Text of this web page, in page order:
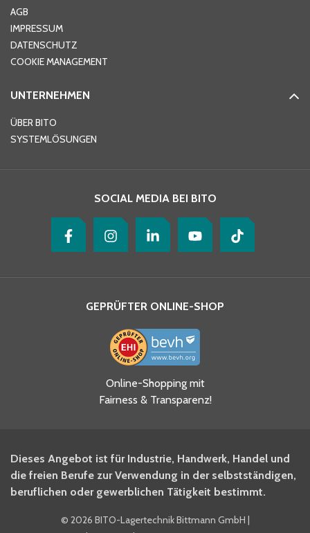
Telefon
Ja, ich habe die
Datenschutzhinweise gelesen
und akzeptiere diese.
BITO Newsletter Fachwissen
Intralogistiker anmelden.
Ja, ich möchte mich für den
AGB
IMPRESSUM
DATENSCHUTZ
COOKIE MANAGEMENT
UNTERNEHMEN
ÜBER BITO
SYSTEMLÖSUNGEN
SOCIAL MEDIA BEI BITO
GEPRÜFTER ONLINE-SHOP
Online-Shopping mit
Fairness & Transparenz!
Dieses Angebot ist für Industrie, Handwerk, Handel und
die freien Berufe zur Verwendung in der selbstständigen,
beruflichen oder gewerblichen Tätigkeit bestimmt.
© 2026 BITO-Lagertechnik Bittmann GmbH |